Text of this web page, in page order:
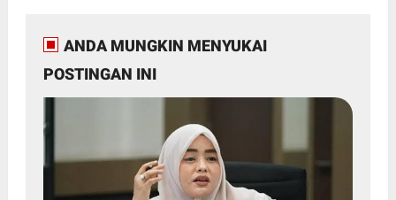
ANDA MUNGKIN MENYUKAI
POSTINGAN INI